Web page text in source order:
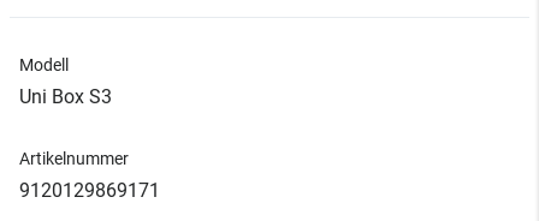
Modell
Uni Box S3
Artikelnummer
9120129869171